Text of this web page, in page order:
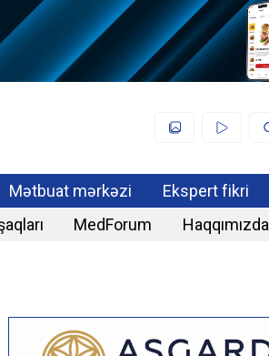
Mətbuat mərkəzi Ekspert fikri
MedForum Haqqımızda